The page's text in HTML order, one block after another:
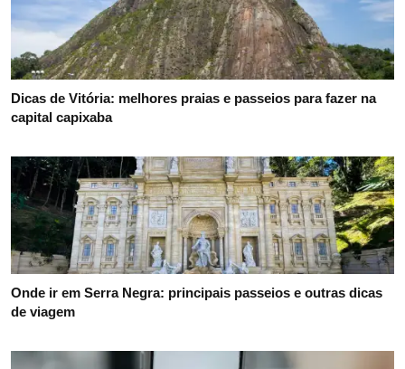
Dicas de Vitória: melhores praias e passeios para fazer na
capital capixaba
Onde ir em Serra Negra: principais passeios e outras dicas
de viagem